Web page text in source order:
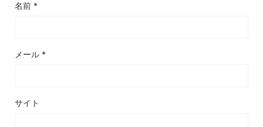
名前 *
メール *
サイト